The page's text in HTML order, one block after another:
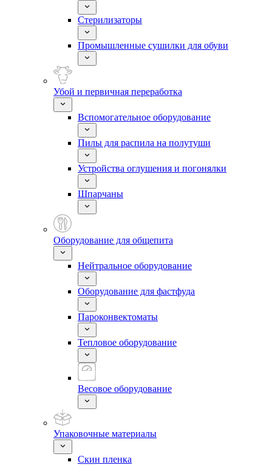
Стерилизаторы
Промышленные сушилки для обуви
Убой и первичная переработка
Вспомогательное оборудование
Пилы для распила на полутуши
Устройства оглушения и погонялки
Шпарчаны
Оборудование для общепита
Нейтральное оборудование
Оборудование для фастфуда
Пароконвектоматы
Тепловое оборудование
Весовое оборудование
Упаковочные материалы
Скин пленка